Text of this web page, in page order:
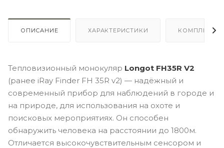
ОПИСАНИЕ ХАРАКТЕРИСТИКИ
Тепловизионный монокуляр Longot FH35R V2
(ранее iRay Finder FH 35R v2) — надёжный и
современный прибор для наблюдений в городе и
на природе, для использования на охоте и
поисковых мероприятиях. Он способен
обнаружить человека на расстоянии до 1800м.
Отличается высокочувствительным сенсором и